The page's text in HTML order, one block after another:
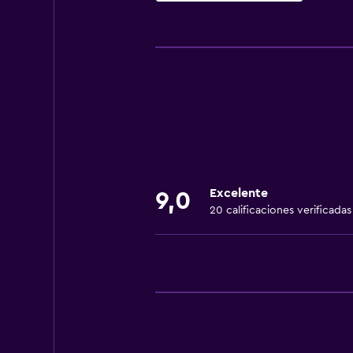
Wifi gratis
Calefacción
Terraza/patio
9,0 Excelente
20 calificaciones verificadas